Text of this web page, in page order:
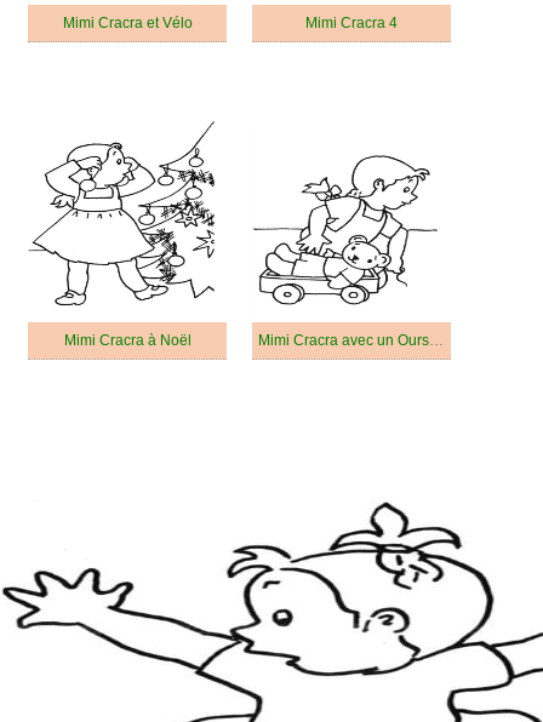
Mimi Cracra et Vélo Mimi Cracra 4
Mimi Cracra à Noël Mimi Cracra avec un Ours en Peluche